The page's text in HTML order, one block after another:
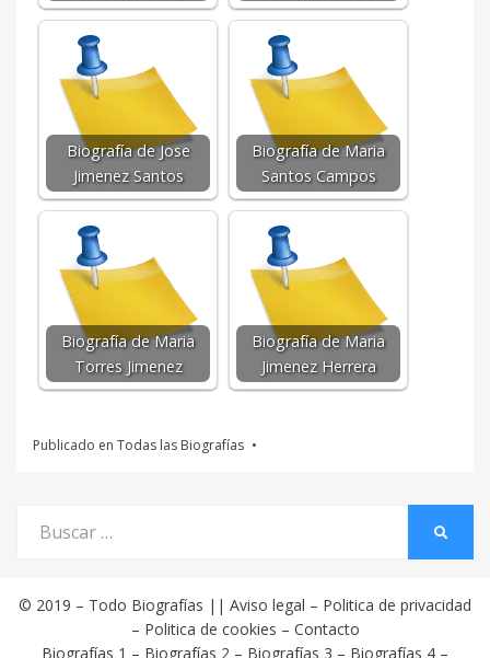
Biografía de Jose
Jimenez Santos
Biografía de Maria
Santos Campos
Biografía de Maria
Torres Jimenez
Biografía de Maria
Jimenez Herrera
Publicado en Todas las Biografías
por:
© 2019 – Todo Biografías || Aviso legal – Politica de privacidad
– Politica de cookies – Contacto
Biografías 1 – Biografías 2 – Biografías 3 – Biografías 4 –